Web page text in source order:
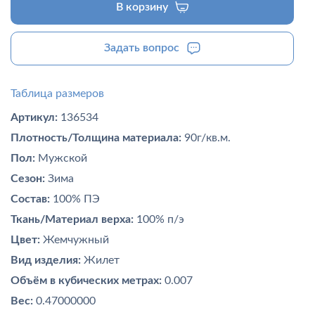
В корзину
Задать вопрос
Таблица размеров
Артикул: 136534
Плотность/Толщина материала: 90г/кв.м.
Пол: Мужской
Сезон: Зима
Состав: 100% ПЭ
Ткань/Материал верха: 100% п/э
Цвет: Жемчужный
Вид изделия: Жилет
Объём в кубических метрах: 0.007
Вес: 0.47000000